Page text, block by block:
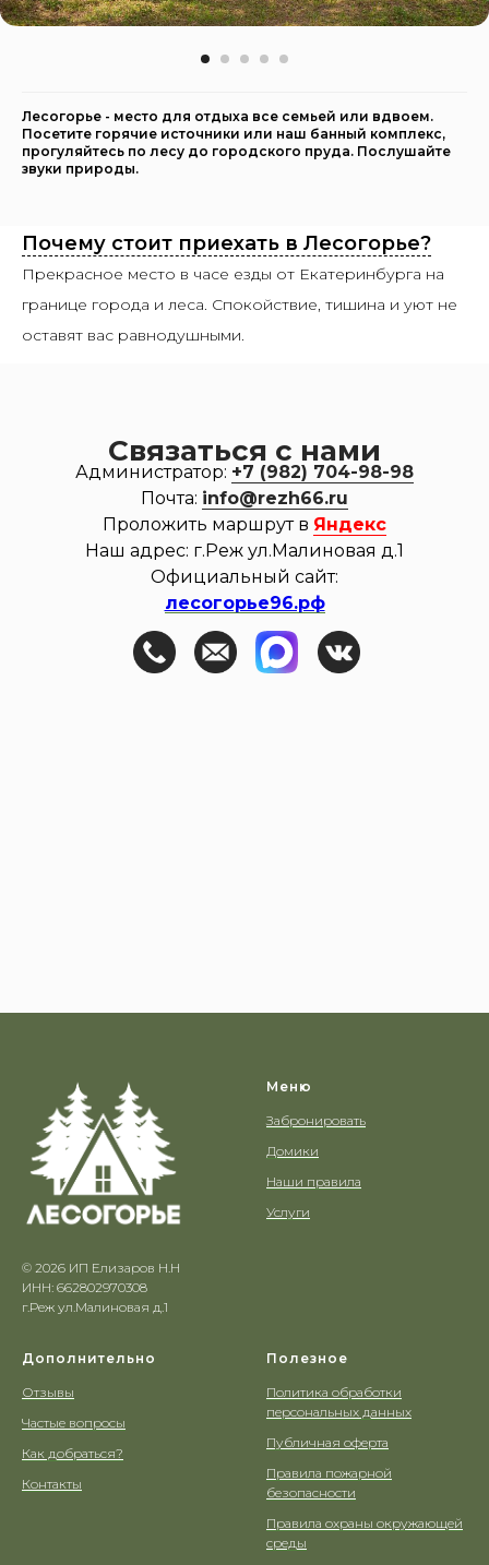
Лесогорье - место для отдыха все семьей или вдвоем.
Посетите горячие источники или наш банный комплекс,
прогуляйтесь по лесу до городского пруда. Послушайте
звуки природы.
Почему стоит приехать в Лесогорье?
Прекрасное место в часе езды от Екатеринбурга на
границе города и леса. Спокойствие, тишина и уют не
оставят вас равнодушными.
Администратор: +7 (982) 704-98-98
Почта: info@rezh66.ru
Проложить маршрут в Яндекс
Наш адрес: г.Реж ул.Малиновая д.1
Официальный сайт:
лесогорье96.рф
Связаться с нами
© 2026 ИП Елизаров Н.Н
ИНН: 662802970308
г.Реж ул.Малиновая д.1
Меню
Забронировать
Домики
Наши правила
Услуги
Дополнительно
Отзывы
Частые вопросы
Как добраться?
Контакты
Полезное
Политика обработки
персональных данных
Публичная оферта
Правила пожарной
безопасности
Правила охраны окружающей
среды